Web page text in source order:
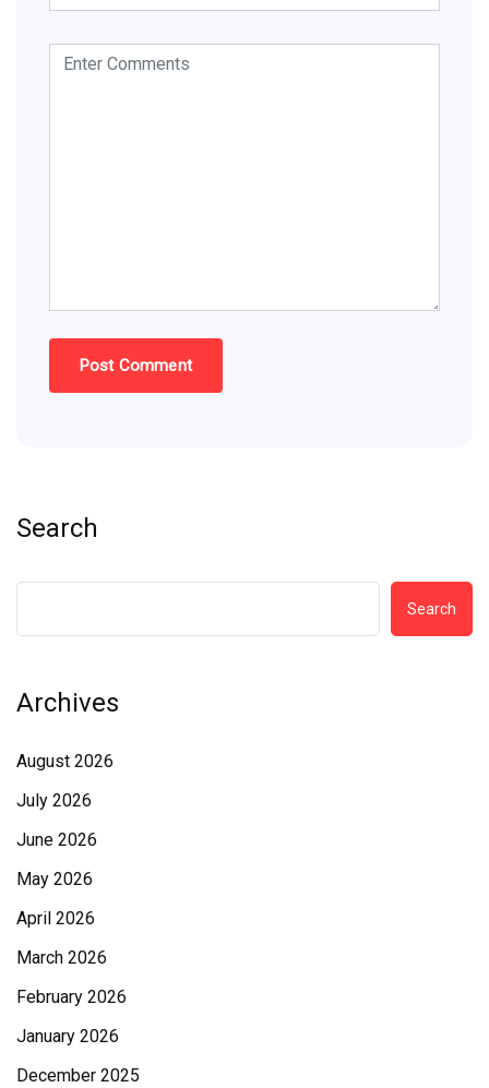
Search
Search
Archives
August 2026
July 2026
June 2026
May 2026
April 2026
March 2026
February 2026
January 2026
December 2025